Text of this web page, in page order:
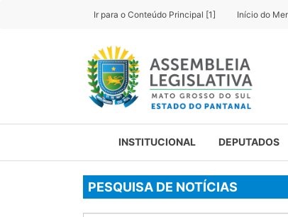
Ir para o Conteúdo Principal [1] Início do
INSTITUCIONAL DEPUTADOS
PESQUISA DE NOTÍCIAS